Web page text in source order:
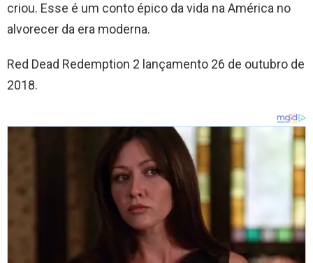
criou. Esse é um conto épico da vida na América no
alvorecer da era moderna.
Red Dead Redemption 2 lançamento 26 de outubro de
2018.